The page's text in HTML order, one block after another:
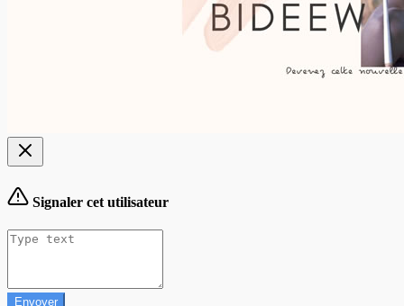
Signaler cet utilisateur
Envoyer